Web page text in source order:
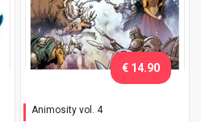
Animosity vol. 4
€ 14.90